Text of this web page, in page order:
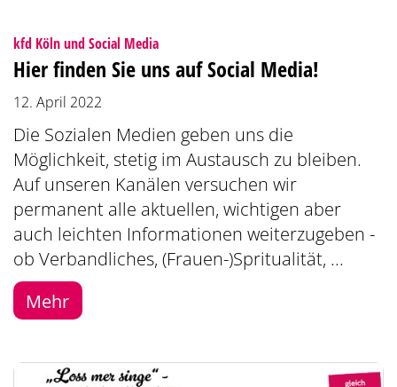
kfd Köln und Social Media:
Hier finden Sie uns auf Social Media!
12. April 2022
Die Sozialen Medien geben uns die
Möglichkeit, stetig im Austausch zu bleiben.
Auf unseren Kanälen versuchen wir
permanent alle aktuellen, wichtigen aber
auch leichten Informationen weiterzugeben -
ob Verbandliches, (Frauen-)Spritualität, ...
Mehr